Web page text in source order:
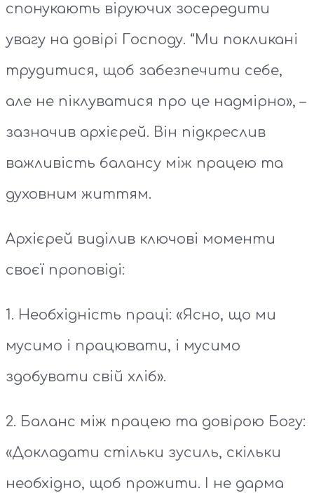
спонукають віруючих зосередити
увагу на довірі Господу. “Ми покликані
трудитися, щоб забезпечити себе,
але не піклуватися про це надмірно», –
зазначив архієрей. Він підкреслив
важливість балансу між працею та
духовним життям.
Архієрей виділив ключові моменти
своєї проповіді:
1. Необхідність праці: «Ясно, що ми
мусимо і працювати, і мусимо
здобувати свій хліб».
2. Баланс між працею та довірою Богу:
«Докладати стільки зусиль, скільки
необхідно, щоб прожити. І не дарма